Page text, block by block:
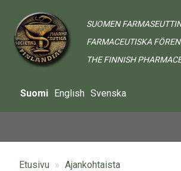
pääsisältöön
SUOMEN
FARMACEUTISKA
THE FINNISH
Suomi English Svenska
Etusivu
Ajankohtaista